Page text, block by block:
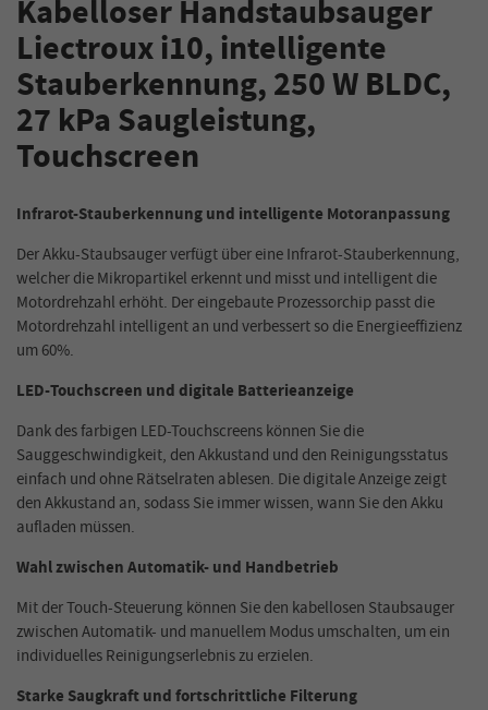
Kabelloser Handstaubsauger
Liectroux i10, intelligente
Stauberkennung, 250 W BLDC,
27 kPa Saugleistung,
Touchscreen
Infrarot-Stauberkennung und intelligente Motoranpassung
Der Akku-Staubsauger verfügt über eine Infrarot-Stauberkennung,
welcher die Mikropartikel erkennt und misst und intelligent die
Motordrehzahl erhöht. Der eingebaute Prozessorchip passt die
Motordrehzahl intelligent an und verbessert so die Energieeffizienz
um 60%.
LED-Touchscreen und digitale Batterieanzeige
Dank des farbigen LED-Touchscreens können Sie die
Sauggeschwindigkeit, den Akkustand und den Reinigungsstatus
einfach und ohne Rätselraten ablesen. Die digitale Anzeige zeigt
den Akkustand an, sodass Sie immer wissen, wann Sie den Akku
aufladen müssen.
Wahl zwischen Automatik- und Handbetrieb
Mit der Touch-Steuerung können Sie den kabellosen Staubsauger
zwischen Automatik- und manuellem Modus umschalten, um ein
individuelles Reinigungserlebnis zu erzielen.
Starke Saugkraft und fortschrittliche Filterung